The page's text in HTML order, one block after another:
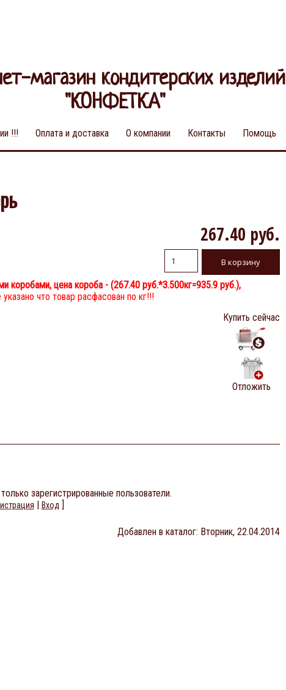
магазин кондитерских изделий
"КОНФЕТКА"
!!! Оплата и доставка О компании Контакты Помощь
267.40 руб.
коробами, цена короба - (267.40 руб.*3.500кг=935.9 руб.),
что товар расфасован по кг!!!
Купить сейчас
Отложить
зарегистрированные пользователи.
| Вход ]
Добавлен в каталог: Вторник, 22.04.2014